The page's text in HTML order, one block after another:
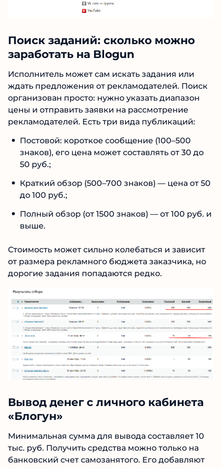
Поиск заданий: сколько можно
заработать на Blogun
Исполнитель может сам искать задания или
ждать предложения от рекламодателей.
Поиск организован просто: нужно указать
диапазон цены и отправить заявки на
рассмотрение рекламодателей. Есть три вида
публикаций:
Постовой: короткое сообщение (100–500
знаков), его цена может составлять от 30 до
50 руб.;
Краткий обзор (500–700 знаков) — цена от
50 до 100 руб.;
и выше.
Стоимость может сильно колебаться и зависит
от размера рекламного бюджета заказчика,
но дорогие задания попадаются редко.
Вывод денег с личного кабинета
«Блогун»
Минимальная сумма для вывода составляет 10